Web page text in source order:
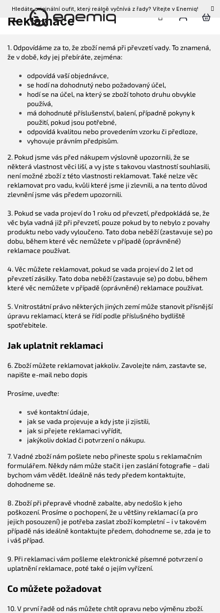
Přejít
Hledáte originální oufit, který reálně vyčnívá z řady? Vítejte v Enemiq!
CZK
Reklamace
1. Odpovídáme za to, že zboží nemá při převzetí vady. To znamená,
že v době, kdy jej přebíráte, zejména:
odpovídá vaší objednávce,
se hodí na dohodnutý nebo požadovaný účel,
hodí se na účel, na který se zboží tohoto druhu obvykle
používá,
má dohodnuté příslušenství, balení, případně pokyny k
použití, pokud jsou potřebné,
odpovídá kvalitou nebo provedením vzorku či předloze,
vyhovuje právním předpisům.
2. Pokud jsme vás před nákupem výslovně upozornili, že se
některá vlastnost věci liší, a vy jste s takovou vlastností souhlasili,
není možné zboží z této vlastnosti reklamovat. Také nelze věc
reklamovat pro vadu, kvůli které jsme ji zlevnili, a na tento důvod
zlevnění jsme vás předem upozornili.
3. Pokud se vada projeví do 1 roku od převzetí, předpokládá se, že
věc byla vadná již při převzetí, pouze pokud by to nebylo z povahy
produktu nebo vady vyloučeno. Tato doba neběží (zastavuje se) po
dobu, během které věc nemůžete v případě (oprávněné)
reklamace používat.
4. Věc můžete reklamovat, pokud se vada projeví do 2 let od
převzetí zásilky. Tato doba neběží (zastavuje se) po dobu, během
které věc nemůžete v případě (oprávněné) reklamace používat.
5. Vnitrostátní právo některých jiných zemí může stanovit přísnější
úpravu reklamací, která se řídí podle příslušného bydliště
spotřebitele.
Jak uplatnit reklamaci
6. Zboží můžete reklamovat jakkoliv. Zavolejte nám, zastavte se,
napište e-mail nebo dopis
Prosíme, uveďte:
své kontaktní údaje,
C
h
a
t
G
T
p
o
v
e
l
jak se vada projevuje a kdy jste ji zjistili,
jak si přejete reklamaci vyřídit,
jakýkoliv doklad či potvrzení o nákupu.
7. Vadné zboží nám pošlete nebo přineste spolu s reklamačním
formulářem. Někdy nám může stačit i jen zaslání fotografie – dali
bychom vám vědět. Ideálně nás tedy předem kontaktujte,
dohodneme se.
8. Zboží při přepravě vhodně zabalte, aby nedošlo k jeho
poškození. Prosíme o pochopení, že u většiny reklamací (a pro
jejich posouzení) je potřeba zaslat zboží kompletní – i v takovém
případě nás ideálně kontaktujte předem, dohodneme se, zda je to
i váš případ.
9. Při reklamaci vám pošleme elektronické písemné potvrzení o
uplatnění reklamace, poté také o jejím vyřízení.
Co můžete požadovat
10. V první řadě od nás můžete chtít opravu nebo výměnu zboží.